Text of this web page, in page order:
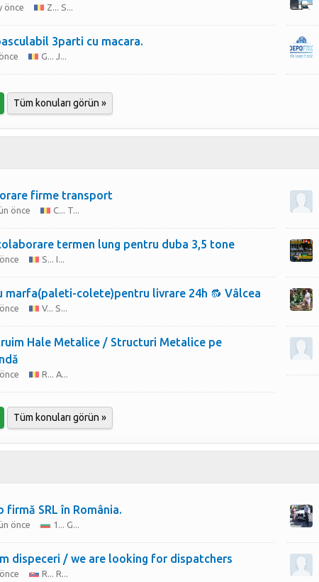
önce
Z... S...
3parti cu macara.
G... J...
Tüm konuları görün »
firme transport
önce C... T...
termen lung pentru duba 3,5 tone
S... I...
marfa(paleti-colete)pentru livrare 24h 🔂 Vâlcea
V... S...
Hale Metalice / Structuri Metalice pe
R... A...
Tüm konuları görün »
firmă SRL în România.
önce 1... G...
dispeceri / we are looking for dispatchers
R... R...